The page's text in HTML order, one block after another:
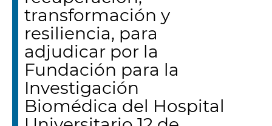
transformación y
resiliencia, para
adjudicar por la
Fundación para la
Investigación
Biomédica del Hospital